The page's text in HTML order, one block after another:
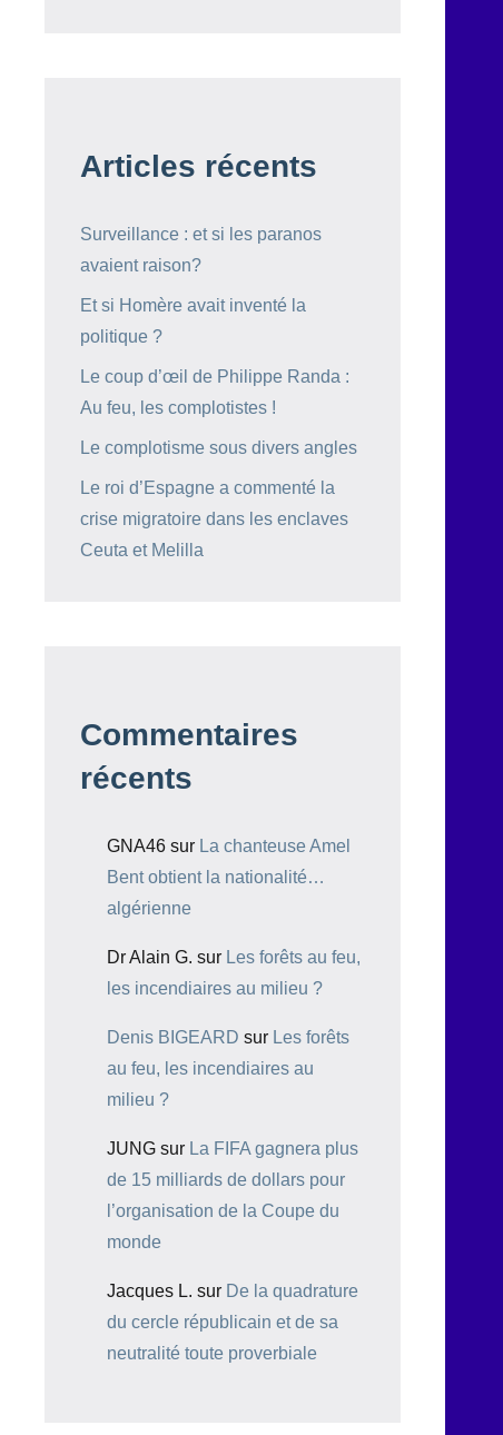
Articles récents
Surveillance : et si les paranos
avaient raison?
Et si Homère avait inventé la
politique ?
Le coup d’œil de Philippe Randa :
Au feu, les complotistes !
Le complotisme sous divers angles
Le roi d’Espagne a commenté la
crise migratoire dans les enclaves
Ceuta et Melilla
Commentaires
récents
GNA46 sur La chanteuse Amel
Bent obtient la nationalité…
algérienne
Dr Alain G. sur Les forêts au feu,
les incendiaires au milieu ?
Denis BIGEARD sur Les forêts
au feu, les incendiaires au
milieu ?
JUNG sur La FIFA gagnera plus
de 15 milliards de dollars pour
l’organisation de la Coupe du
monde
Jacques L. sur De la quadrature
du cercle républicain et de sa
neutralité toute proverbiale